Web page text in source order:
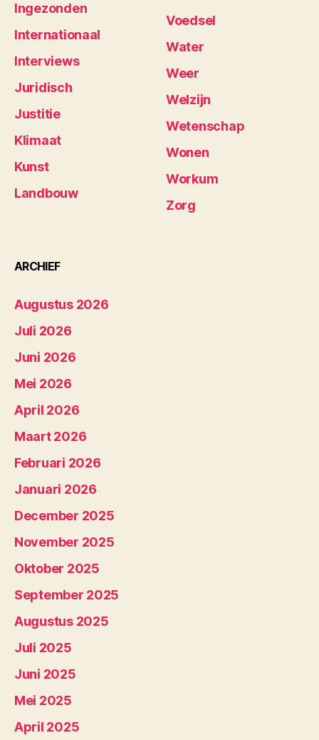
Ingezonden
Internationaal
Interviews
Juridisch
Justitie
Klimaat
Kunst
Landbouw
Voedsel
Water
Weer
Welzijn
Wetenschap
Wonen
Workum
Zorg
ARCHIEF
Augustus 2026
Juli 2026
Juni 2026
Mei 2026
April 2026
Maart 2026
Februari 2026
Januari 2026
December 2025
November 2025
Oktober 2025
September 2025
Augustus 2025
Juli 2025
Juni 2025
Mei 2025
April 2025